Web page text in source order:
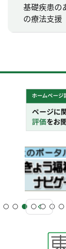
基礎疾患の
の療法支援